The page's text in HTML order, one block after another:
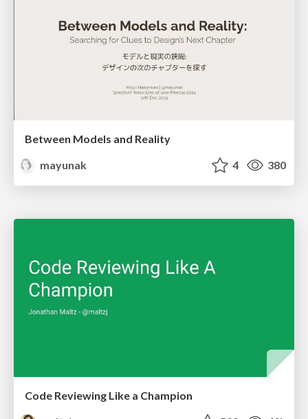
Between Models and Reality
mayunak
4 380
Code Reviewing Like a Champion